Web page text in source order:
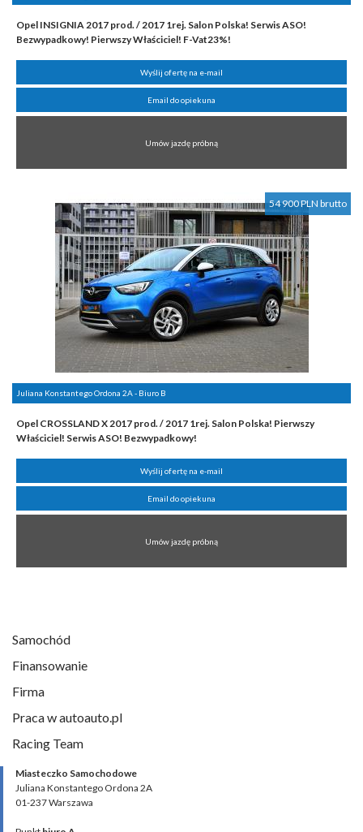
Opel INSIGNIA 2017 prod. / 2017 1rej. Salon Polska! Serwis ASO!
Bezwypadkowy! Pierwszy Właściciel! F-Vat23%!
Wyślij ofertę na e-mail
Email do opiekuna
Umów jazdę próbną
54 900 PLN brutto
Juliana Konstantego Ordona 2A - Biuro B
Opel CROSSLAND X 2017 prod. / 2017 1rej. Salon Polska! Pierwszy
Właściciel! Serwis ASO! Bezwypadkowy!
Wyślij ofertę na e-mail
Email do opiekuna
Umów jazdę próbną
Samochód
Finansowanie
Firma
Praca w autoauto.pl
Racing Team
Miasteczko Samochodowe
Juliana Konstantego Ordona 2A
01-237 Warszawa